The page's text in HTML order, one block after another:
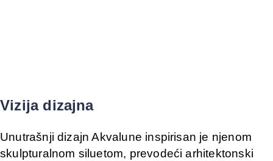
Vizija dizajna
Unutrašnji dizajn Akvalune inspirisan je njenom
skulpturalnom siluetom, prevodeći arhitektonski